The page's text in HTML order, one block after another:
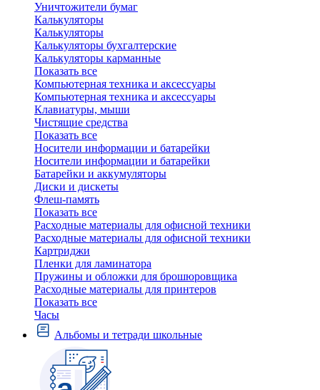
Уничтожители бумаг
Калькуляторы
Калькуляторы
Калькуляторы бухгалтерские
Калькуляторы карманные
Показать все
Компьютерная техника и аксессуары
Компьютерная техника и аксессуары
Клавиатуры, мыши
Чистящие средства
Показать все
Носители информации и батарейки
Носители информации и батарейки
Батарейки и аккумуляторы
Диски и дискеты
Флеш-память
Показать все
Расходные материалы для офисной техники
Расходные материалы для офисной техники
Картриджи
Пленки для ламинатора
Пружины и обложки для брошюровщика
Расходные материалы для принтеров
Показать все
Часы
Альбомы и тетради школьные